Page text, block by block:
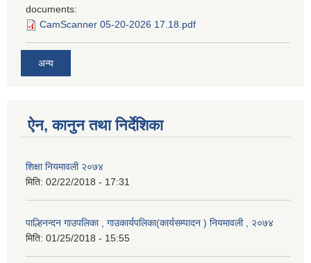
documents:
CamScanner 05-20-2026 17.18.pdf
अन्य
ऐन, कानुन तथा निर्देशिका
शिक्षा नियमावली २०७४
मिति: 02/22/2018 - 17:31
पाल्हिनन्दन गाउपलिका , गाउकार्यपलिका(कार्यसम्पादन ) नियमावली , २०७४
मिति: 01/25/2018 - 15:55